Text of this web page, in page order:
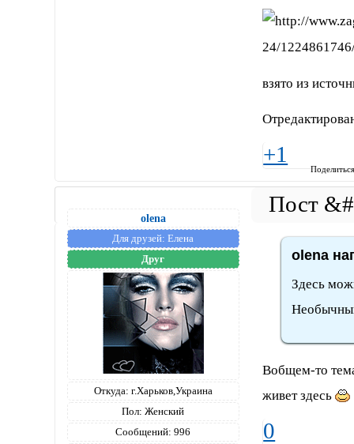
взято из
+1
olena
Для друзей: Елена
Друг
Откуда: г.Харьков,Украина
Пол: Женский
Сообщений: 996
olena
Здесь
Вобщем-то
живет здесь
0